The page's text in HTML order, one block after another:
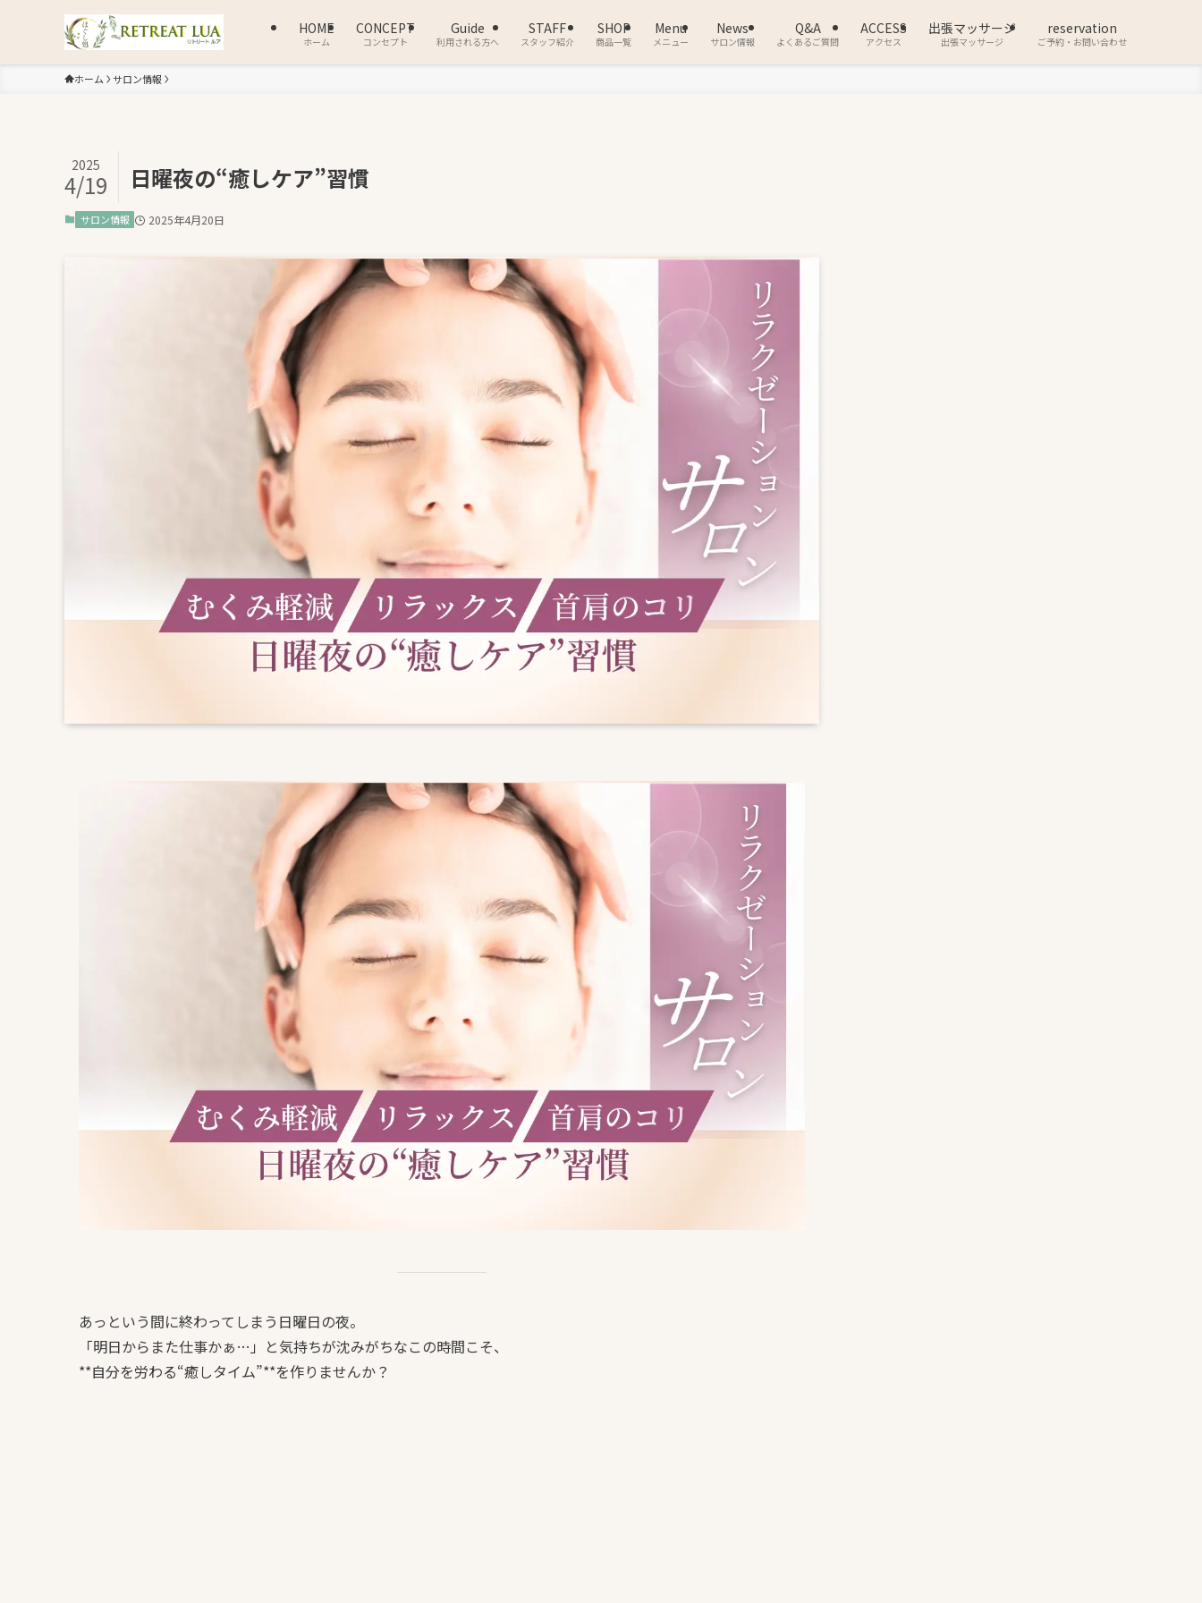
HOME
ホーム
CONCEPT
コンセプト
Guide
利用される方へ
STAFF
スタッフ紹介
SHOP
商品一覧
Menu
メニュー
News
サロン情報
Q&A
よくあるご質問
ACCESS
アクセス
出張マッサージ
出張マッサージ
reservation
ご予約・お問い合わせ
ホーム サロン情報
日曜夜の“癒しケア”習慣
2025
4/19
サロン情報 2025年4月20日
あっという間に終わってしまう日曜日の夜。
「明日からまた仕事かぁ…」と気持ちが沈みがちなこの時間こそ、
**自分を労わる“癒しタイム”**を作りませんか？